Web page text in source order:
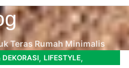
Teras Rumah Minimalis
DEKORASI, LIFESTYLE,